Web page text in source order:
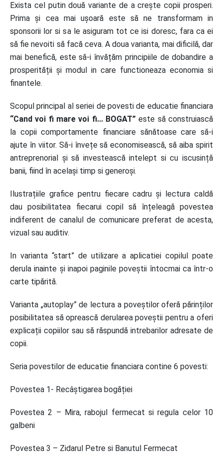
Exista cel putin două variante de a crește copii prosperi.
Prima și cea mai ușoară este să ne transformam in
sponsorii lor si sa le asiguram tot ce isi doresc, fara ca ei
să fie nevoiti să facă ceva. A doua varianta, mai dificilă, dar
mai benefică, este să-i învățăm principiile de dobandire a
prosperității și modul in care functioneaza economia si
finantele.
Scopul principal al seriei de povesti de educatie financiara
“Cand voi fi mare voi fi... BOGAT” este să construiască
la copii comportamente financiare sănătoase care să-i
ajute în viitor. Să-i învețe să economisească, să aiba spirit
antreprenorial și să investească intelept si cu iscusință
banii, fiind în același timp si generoși.
Ilustrațiile grafice pentru fiecare cadru și lectura caldă
dau posibilitatea fiecarui copil să înțeleagă povestea
indiferent de canalul de comunicare preferat de acesta,
vizual sau auditiv.
In varianta “start” de utilizare a aplicatiei copilul poate
derula inainte și inapoi paginile poveștii întocmai ca într-o
carte tipărită.
Varianta „autoplay” de lectura a poveștilor oferă părinților
posibilitatea să oprească derularea poveștii pentru a oferi
explicații copiilor sau să răspundă intrebarilor adresate de
copii.
Seria povestilor de educatie financiara contine 6 povesti:
Povestea 1- Recâștigarea bogăției
Povestea 2 – Mira, rabojul fermecat si regula celor 10
galbeni
Povestea 3 – Zidarul Petre si Banutul Fermecat